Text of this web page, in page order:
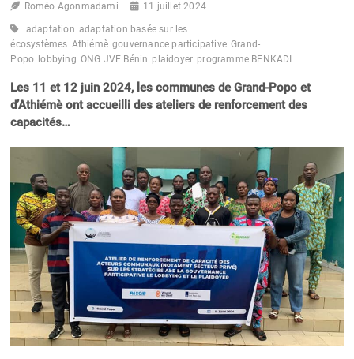
Roméo Agonmadami 11 juillet 2024
adaptation adaptation basée sur les
écosystèmes Athiémè gouvernance participative Grand-
Popo lobbying ONG JVE Bénin plaidoyer programme BENKADI
Les 11 et 12 juin 2024, les communes de Grand-Popo et
d’Athiémè ont accueilli des ateliers de renforcement des
capacités…